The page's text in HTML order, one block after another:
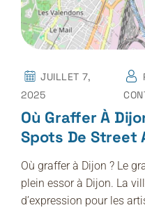
JUILLET 7,
2025
Où Graffer À
Spots De Street
Où graffer à Dijon ? Le
plein essor à Dijon. La
d’expression pour les